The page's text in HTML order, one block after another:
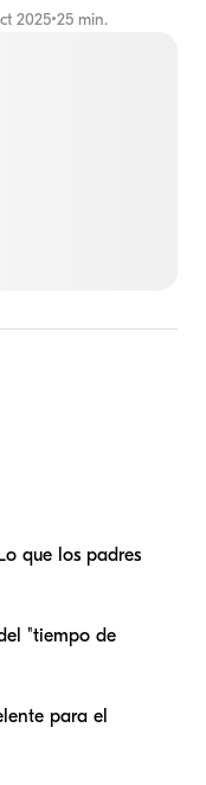
2025•25 min.
que los padres
"tiempo de
para el